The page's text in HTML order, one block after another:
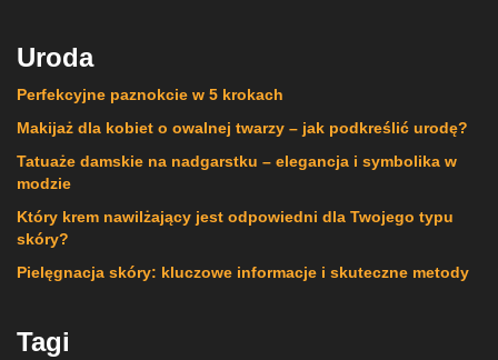
Uroda
Perfekcyjne paznokcie w 5 krokach
Makijaż dla kobiet o owalnej twarzy – jak podkreślić urodę?
Tatuaże damskie na nadgarstku – elegancja i symbolika w
modzie
Który krem nawilżający jest odpowiedni dla Twojego typu
skóry?
Pielęgnacja skóry: kluczowe informacje i skuteczne metody
Tagi